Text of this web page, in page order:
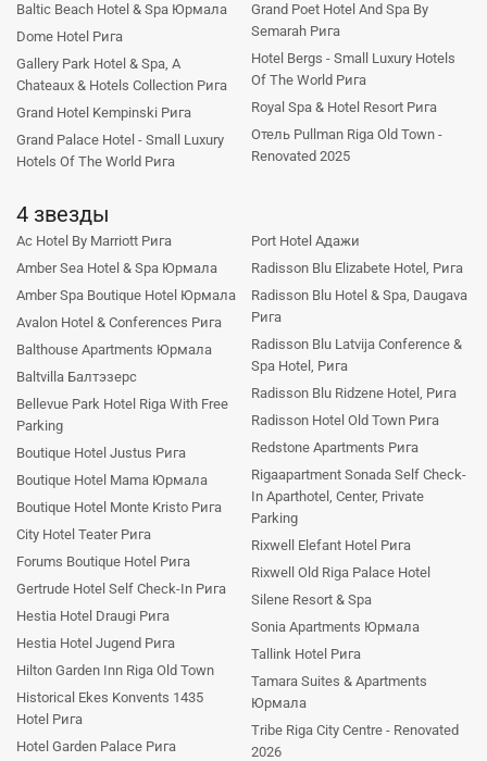
Baltic Beach Hotel & Spa Юрмала
Dome Hotel Рига
Gallery Park Hotel & Spa, A
Chateaux & Hotels Collection Рига
Grand Hotel Kempinski Рига
Grand Palace Hotel - Small Luxury
Hotels Of The World Рига
Grand Poet Hotel And Spa By
Semarah Рига
Hotel Bergs - Small Luxury Hotels
Of The World Рига
Royal Spa & Hotel Resort Рига
Отель Pullman Riga Old Town -
Renovated 2025
4 звезды
Ac Hotel By Marriott Рига
Amber Sea Hotel & Spa Юрмала
Amber Spa Boutique Hotel Юрмала
Avalon Hotel & Conferences Рига
Balthouse Apartments Юрмала
Baltvilla Балтэзерс
Bellevue Park Hotel Riga With Free
Parking
Boutique Hotel Justus Рига
Boutique Hotel Mama Юрмала
Boutique Hotel Monte Kristo Рига
City Hotel Teater Рига
Forums Boutique Hotel Рига
Gertrude Hotel Self Check-In Рига
Hestia Hotel Draugi Рига
Hestia Hotel Jugend Рига
Hilton Garden Inn Riga Old Town
Historical Ekes Konvents 1435
Hotel Рига
Hotel Garden Palace Рига
Port Hotel Адажи
Radisson Blu Elizabete Hotel, Рига
Radisson Blu Hotel & Spa, Daugava
Рига
Radisson Blu Latvija Conference &
Spa Hotel, Рига
Radisson Blu Ridzene Hotel, Рига
Radisson Hotel Old Town Рига
Redstone Apartments Рига
Rigaapartment Sonada Self Check-
In Aparthotel, Center, Private
Parking
Rixwell Elefant Hotel Рига
Rixwell Old Riga Palace Hotel
Silene Resort & Spa
Sonia Apartments Юрмала
Tallink Hotel Рига
Tamara Suites & Apartments
Юрмала
Tribe Riga City Centre - Renovated
2026